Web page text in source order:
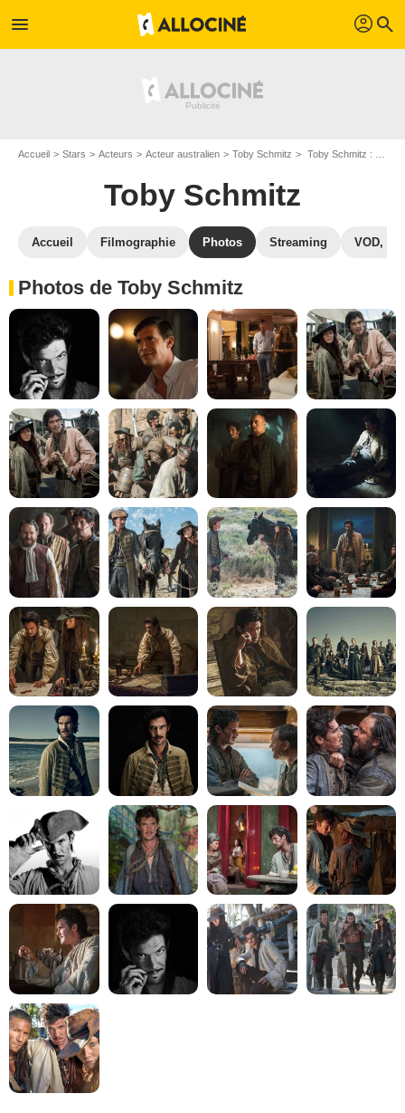
menu profil search
Accueil Stars Acteurs Acteur australien Toby Schmitz Toby Schmitz : Photos de ses films et séries
Toby Schmitz
Accueil Filmographie Photos Streaming VOD,
Photos de Toby Schmitz